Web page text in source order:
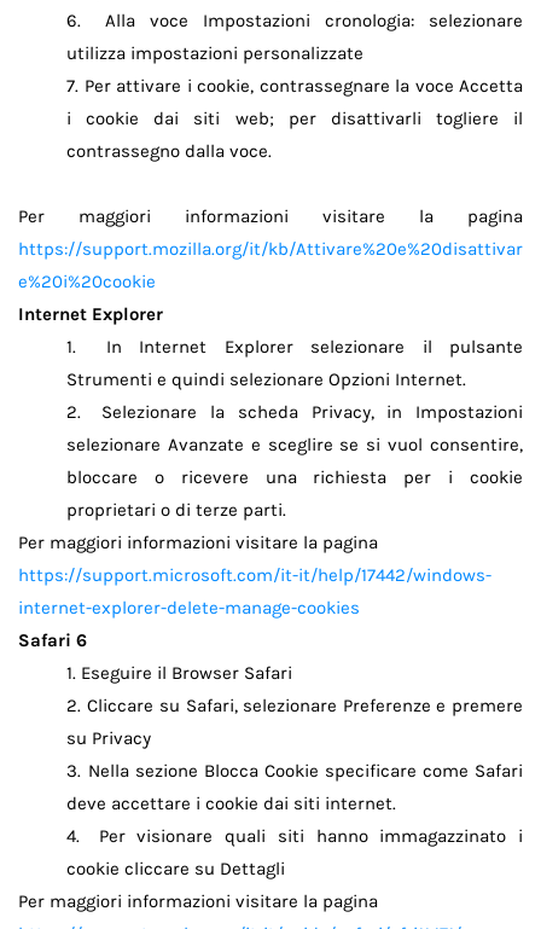
6.
Alla voce Impostazioni cronologia: selezionare
utilizza impostazioni personalizzate
7. Per attivare i cookie, contrassegnare la voce Accetta
i cookie dai siti web; per disattivarli togliere il
contrassegno dalla voce.
Per maggiori informazioni visitare la pagina
https://support.mozilla.org/it/kb/Attivare%20e%20disattivar
e%20i%20cookie
Internet Explorer
1.
In Internet Explorer selezionare il pulsante
Strumenti e quindi selezionare Opzioni Internet.
2.
Selezionare la scheda Privacy, in Impostazioni
selezionare Avanzate e sceglire se si vuol consentire,
bloccare o ricevere una richiesta per i cookie
proprietari o di terze parti.
Per maggiori informazioni visitare la pagina
https://support.microsoft.com/it-it/help/17442/windows-
internet-explorer-delete-manage-cookies
Safari 6
1. Eseguire il Browser Safari
2. Cliccare su Safari, selezionare Preferenze e premere
su Privacy
3. Nella sezione Blocca Cookie specificare come Safari
deve accettare i cookie dai siti internet.
4.
Per visionare quali siti hanno immagazzinato i
cookie cliccare su Dettagli
Per maggiori informazioni visitare la pagina